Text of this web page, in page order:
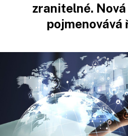
zranitelné. Nová
pojmenovává